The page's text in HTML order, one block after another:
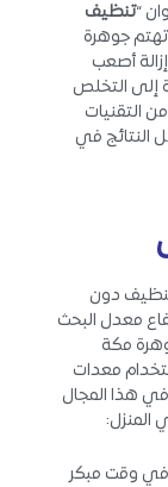
“تنظيف
جوهرة
أصعب
إلى التخلص
التقنيات
النتائج في
دون
معدل البحث
مكة
معدات
في هذا المجال
المنزل:
وقت مبكر